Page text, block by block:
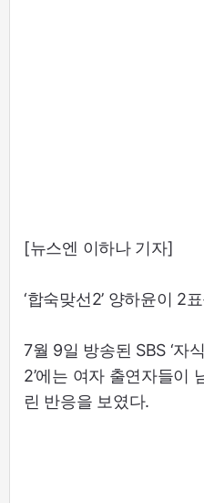
[뉴스엔 이하나 기자]
‘합숙맞선2’ 양하윤이 2
7월 9일 방송된 SBS ‘자
2’에는 여자 출연자들이
린 반응을 보였다.